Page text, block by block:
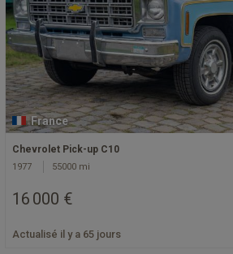
France
Chevrolet Pick-up C10
1977 55000 mi
16 000 €
Actualisé il y a 65 jours